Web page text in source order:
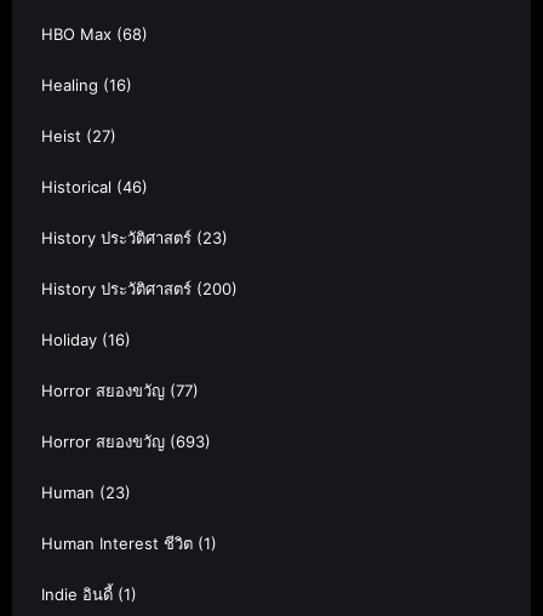
HBO Max (68)
Healing (16)
Heist (27)
Historical (46)
History ประวัติศาสตร์ (23)
History ประวัติศาสตร์ (200)
Holiday (16)
Horror สยองขวัญ (77)
Horror สยองขวัญ (693)
Human (23)
Human Interest ชีวิต (1)
Indie อินดี้ (1)